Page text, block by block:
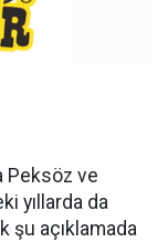
Peksöz ve
yıllarda da
şu açıklamada